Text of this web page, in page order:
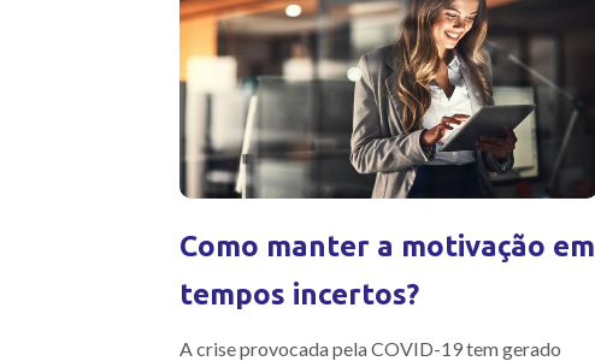
Como manter a motivação em
tempos incertos?
A crise provocada pela COVID-19 tem gerado